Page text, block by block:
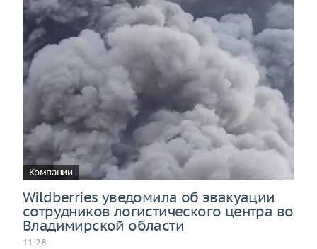
Компании
Wildberries уведомила об эвакуации
сотрудников логистического центра во
Владимирской области
11:28